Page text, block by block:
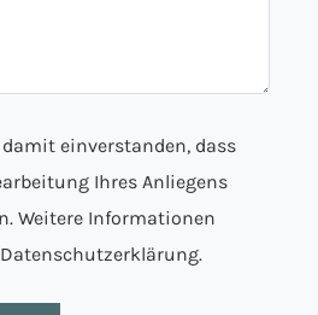
einverstanden, dass
Ihres Anliegens
Weitere Informationen
Datenschutzerklärung.